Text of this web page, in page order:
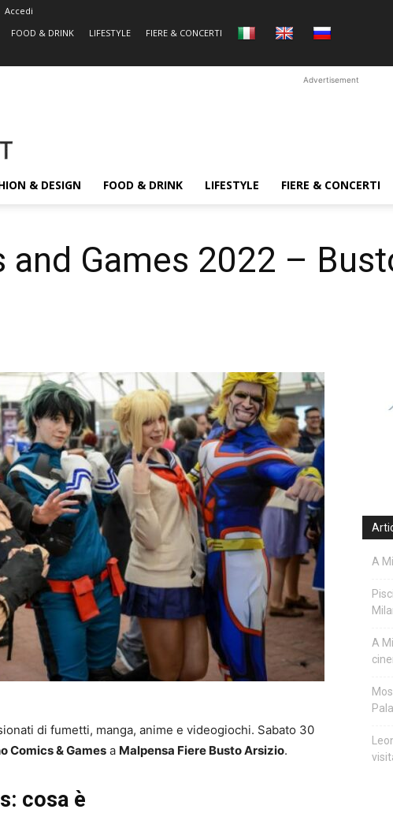
Accedi
FOOD & DRINK LIFESTYLE FIERE & CONCERTI
Advertisement
& DESIGN FOOD & DRINK LIFESTYLE FIERE & CONCERTI
and Games 2022 –
di fumetti, manga, anime e videogiochi. Sabato 30
Comics & Games a Malpensa Fiere Busto Arsizio.
cosa è
A
A